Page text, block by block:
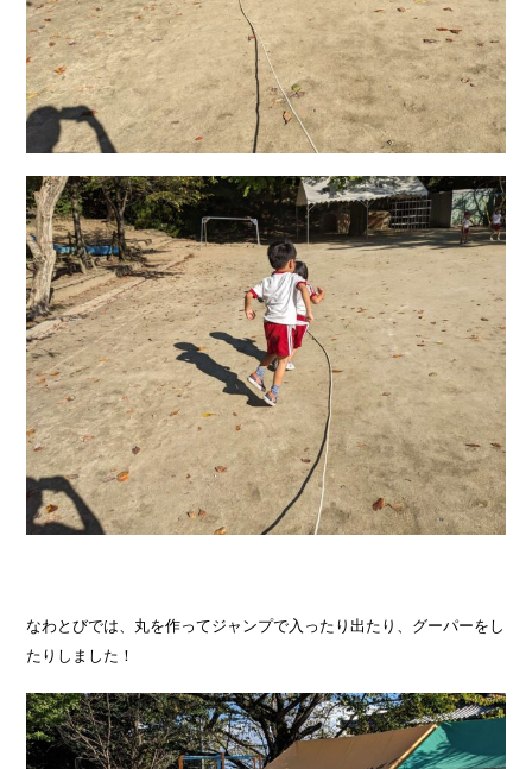
なわとびでは、丸を作ってジャンプで入ったり出たり、グーパーをし
たりしました！